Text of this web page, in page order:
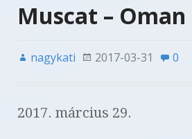
Muscat –
nagykati 2017-03-31 0
2017. március 29.